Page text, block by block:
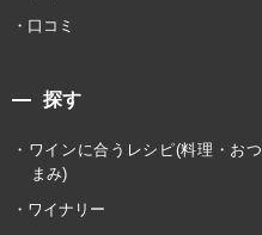
口コミ
探す
ワインに合うレシピ(料理・おつ
まみ)
ワイナリー